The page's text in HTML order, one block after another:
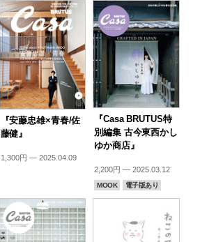
『安藤忠雄×青春/佐
藤健』
1,300円 — 2025.04.09
『Casa BRUTUS特
別編集 古今東西かし
ゆか商店』
2,200円 — 2025.03.12
MOOK 電子版あり